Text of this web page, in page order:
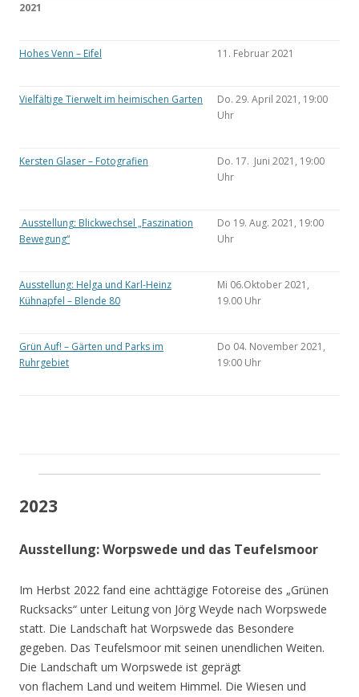
2021
Hohes Venn – Eifel 11. Februar 2021
Vielfältige Tierwelt im heimischen Garten
Do. 29. April 2021, 19:00
Uhr
Kersten Glaser – Fotografien
Do. 17. Juni 2021, 19:00
Uhr
Ausstellung: Blickwechsel „Faszination
Bewegung“
Do 19. Aug. 2021, 19:00
Uhr
Ausstellung: Helga und Karl-Heinz
Kühnapfel – Blende 80
Mi 06.Oktober 2021,
19.00 Uhr
Grün Auf! – Gärten und Parks im
Ruhrgebiet
Do 04. November 2021,
19:00 Uhr
2023
Ausstellung: Worpswede und das Teufelsmoor
Im Herbst 2022 fand eine achttägige Fotoreise des „Grünen
Rucksacks“ unter Leitung von Jörg Weyde nach Worpswede
statt. Die Landschaft hat Worpswede das Besondere
gegeben. Das Teufelsmoor mit seinen unendlichen Weiten.
Die Landschaft um Worpswede ist geprägt
von flachem Land und weitem Himmel. Die Wiesen und